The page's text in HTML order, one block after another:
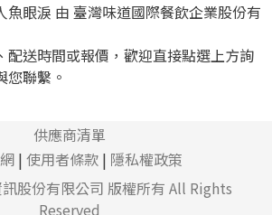
魚眼淚 由 臺灣味道國際餐飲企業股份有
配送時間或報價，歡迎直接點選上方詢
您聯繫。
供應商清單
| 使用者條款 | 隱私權政策
股份有限公司 版權所有 All Rights
Reserved